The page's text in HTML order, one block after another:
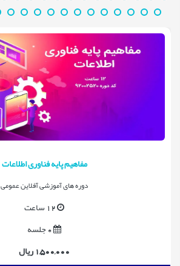
مفاهیم پایه فناوری اطلاعات
دوره های آموزشی آفلاین عمومی
12 ساعت
1,500,000 ریال